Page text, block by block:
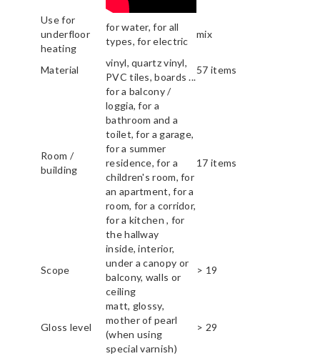
Use for
underfloor
heating
for water, for all
types, for electric
mix
Material
vinyl, quartz vinyl,
PVC tiles, boards ...
57 items
Room /
building
for a balcony /
loggia, for a
bathroom and a
toilet, for a garage,
for a summer
residence, for a
children's room, for
an apartment, for a
room, for a corridor,
for a kitchen , for
the hallway
17 items
Scope
inside, interior,
under a canopy or
balcony, walls or
ceiling
> 19
Gloss level
matt, glossy,
mother of pearl
(when using
special varnish)
> 29